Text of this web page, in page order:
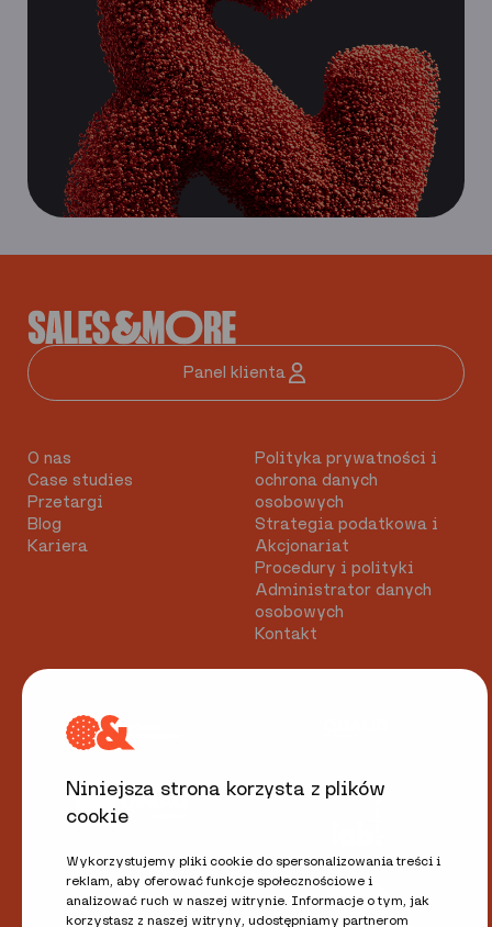
Niniejsza strona korzysta z plików
cookie
Wykorzystujemy pliki cookie do spersonalizowania treści i
reklam, aby oferować funkcje społecznościowe i
analizować ruch w naszej witrynie. Informacje o tym, jak
korzystasz z naszej witryny, udostępniamy partnerom
Panel klienta
O nas
Case studies
Przetargi
Blog
Kariera
Polityka prywatności i
ochrona danych
osobowych
Strategia podatkowa i
Akcjonariat
Procedury i polityki
Administrator danych
osobowych
Kontakt